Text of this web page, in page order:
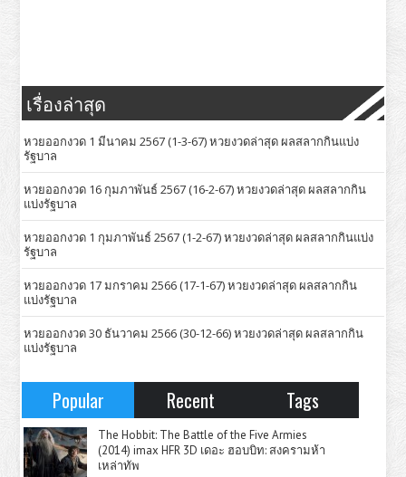
เรื่องล่าสุด
หวยออกงวด 1 มีนาคม 2567 (1-3-67) หวยงวดล่าสุด ผลสลากกินแบ่ง
รัฐบาล
หวยออกงวด 16 กุมภาพันธ์ 2567 (16-2-67) หวยงวดล่าสุด ผลสลากกิน
แบ่งรัฐบาล
หวยออกงวด 1 กุมภาพันธ์ 2567 (1-2-67) หวยงวดล่าสุด ผลสลากกินแบ่ง
รัฐบาล
หวยออกงวด 17 มกราคม 2566 (17-1-67) หวยงวดล่าสุด ผลสลากกิน
แบ่งรัฐบาล
หวยออกงวด 30 ธันวาคม 2566 (30-12-66) หวยงวดล่าสุด ผลสลากกิน
แบ่งรัฐบาล
Popular Recent Tags
The Hobbit: The Battle of the Five Armies
(2014) imax HFR 3D เดอะ ฮอบบิท: สงครามห้า
เหล่าทัพ